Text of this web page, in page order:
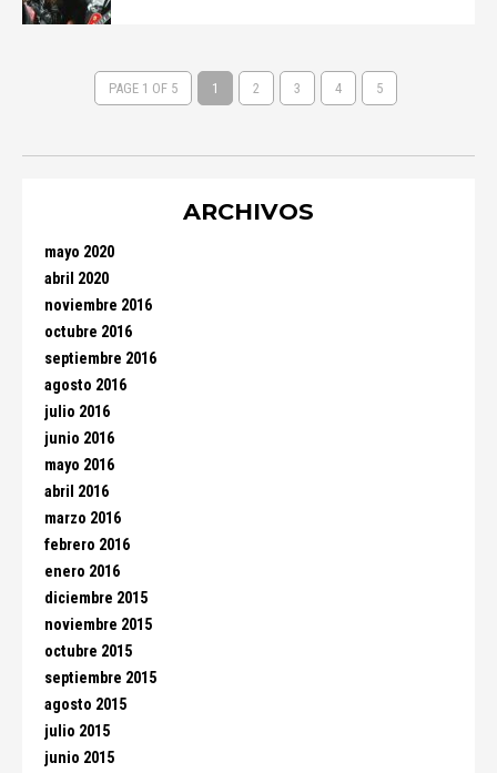
PAGE 1 OF 5 1 2 3 4 5
ARCHIVOS
mayo 2020
abril 2020
noviembre 2016
octubre 2016
septiembre 2016
agosto 2016
julio 2016
junio 2016
mayo 2016
abril 2016
marzo 2016
febrero 2016
enero 2016
diciembre 2015
noviembre 2015
octubre 2015
septiembre 2015
agosto 2015
julio 2015
junio 2015